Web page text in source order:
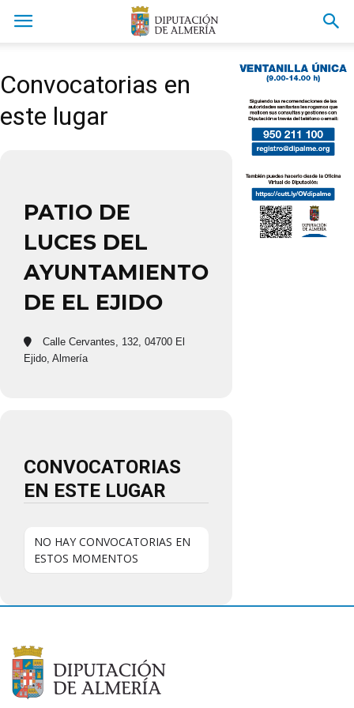
Convocatorias en
este lugar
PATIO DE
LUCES DEL
AYUNTAMIENTO
DE EL EJIDO
Calle Cervantes, 132, 04700 El
Ejido, Almería
CONVOCATORIAS
EN ESTE LUGAR
NO HAY CONVOCATORIAS EN
ESTOS MOMENTOS